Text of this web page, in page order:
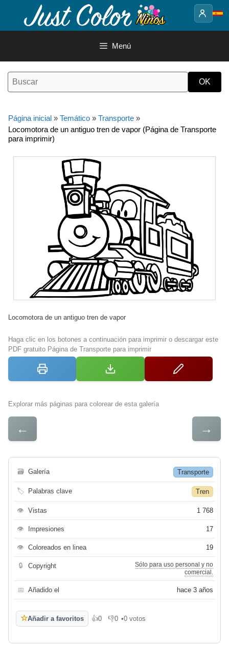
contenido
Menú
Página inicial » Temático » Transporte »
Locomotora de un antiguo tren de vapor (Página de Transporte
para imprimir)
Locomotora de un antiguo tren de vapor
Haga clic en los botones a continuación para imprimir o descargar este
PDF gratuito Página de Transporte para imprimir
Explorar más páginas para colorear de esta galería
← →
🗃 Galería Transporte
🏷 Palabras clave Tren
👁 Vistas 1 768
👁 Impresiones 17
👁 Coloreados en linea 19
🔒 Copyright
Sólo para uso personal y no
comercial.
📅 Añadido el hace 3 años
☆Añadir a favoritos 👍0
Me gusta
👎0
No me gusta
•0 votos